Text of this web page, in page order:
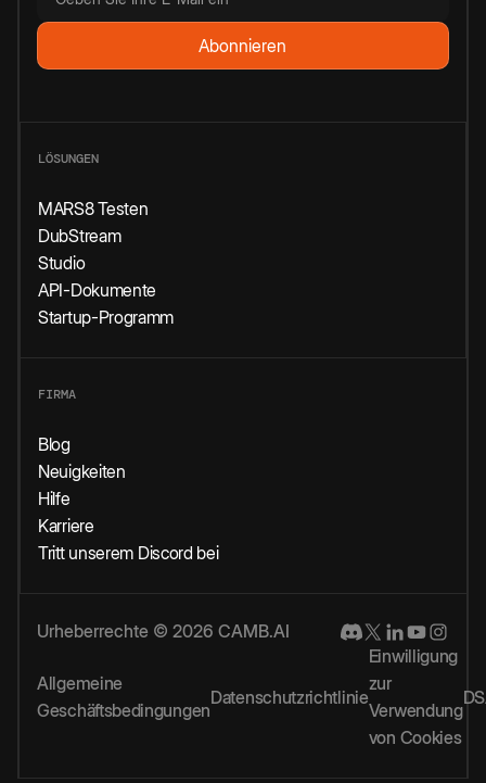
LÖSUNGEN
MARS8 Testen
DubStream
Studio
API-Dokumente
Startup-Programm
FIRMA
Blog
Neuigkeiten
Hilfe
Karriere
Tritt unserem Discord bei
Urheberrechte © 2026 CAMB.AI
Allgemeine
Geschäftsbedingungen
Datenschutzrichtlinie
Einwilligung
zur
Verwendung
von Cookies